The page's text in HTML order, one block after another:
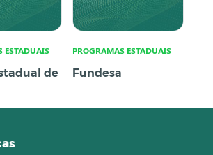
ESTADUAIS
de
PROGRAMAS ESTADUAIS
Fundesa